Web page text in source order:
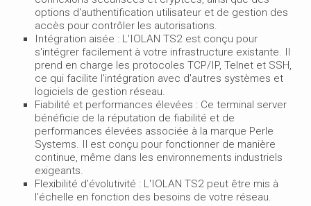
options d'authentification utilisateur et de gestion des
accès pour contrôler les autorisations.
Intégration aisée : L'IOLAN TS2 est conçu pour
s'intégrer facilement à votre infrastructure existante. Il
prend en charge les protocoles TCP/IP, Telnet et SSH,
ce qui facilite l'intégration avec d'autres systèmes et
logiciels de gestion réseau.
Fiabilité et performances élevées : Ce terminal server
bénéficie de la réputation de fiabilité et de
performances élevées associée à la marque Perle
Systems. Il est conçu pour fonctionner de manière
continue, même dans les environnements industriels
exigeants.
Flexibilité d'évolutivité : L'IOLAN TS2 peut être mis à
l'échelle en fonction des besoins de votre réseau.